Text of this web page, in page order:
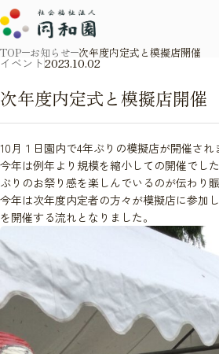
TOP お知らせ 次年度内定式と模擬店開催
イベント2023.10.02
次年度内定式と模擬店開催
10月１日園内で4年ぶりの模擬店が開催され
今年は例年より規模を縮小しての開催でし
ぶりのお祭り感を楽しんでいるのが伝わり
今年は次年度内定者の方々が模擬店に参加
を開催する流れとなりました。